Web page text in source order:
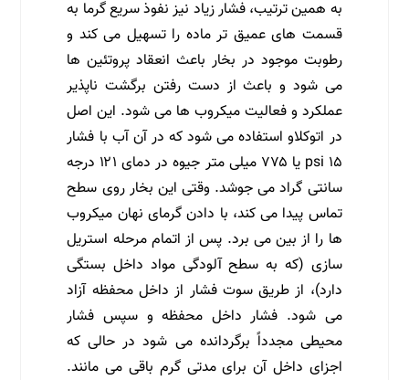
به همین ترتیب، فشار زیاد نیز نفوذ سریع گرما به
قسمت های عمیق تر ماده را تسهیل می کند و
رطوبت موجود در بخار باعث انعقاد پروتئین ها
می شود و باعث از دست رفتن برگشت ناپذیر
عملکرد و فعالیت میکروب ها می شود. این اصل
در اتوکلاو استفاده می شود که در آن آب با فشار
۱۵ psi یا ۷۷۵ میلی متر جیوه در دمای ۱۲۱ درجه
سانتی گراد می جوشد. وقتی این بخار روی سطح
تماس پیدا می کند، با دادن گرمای نهان میکروب
ها را از بین می برد. پس از اتمام مرحله استریل
سازی (که به سطح آلودگی مواد داخل بستگی
دارد)، از طریق سوت فشار از داخل محفظه آزاد
می شود. فشار داخل محفظه و سپس فشار
محیطی مجدداً برگردانده می شود در حالی که
اجزای داخل آن برای مدتی گرم باقی می مانند.